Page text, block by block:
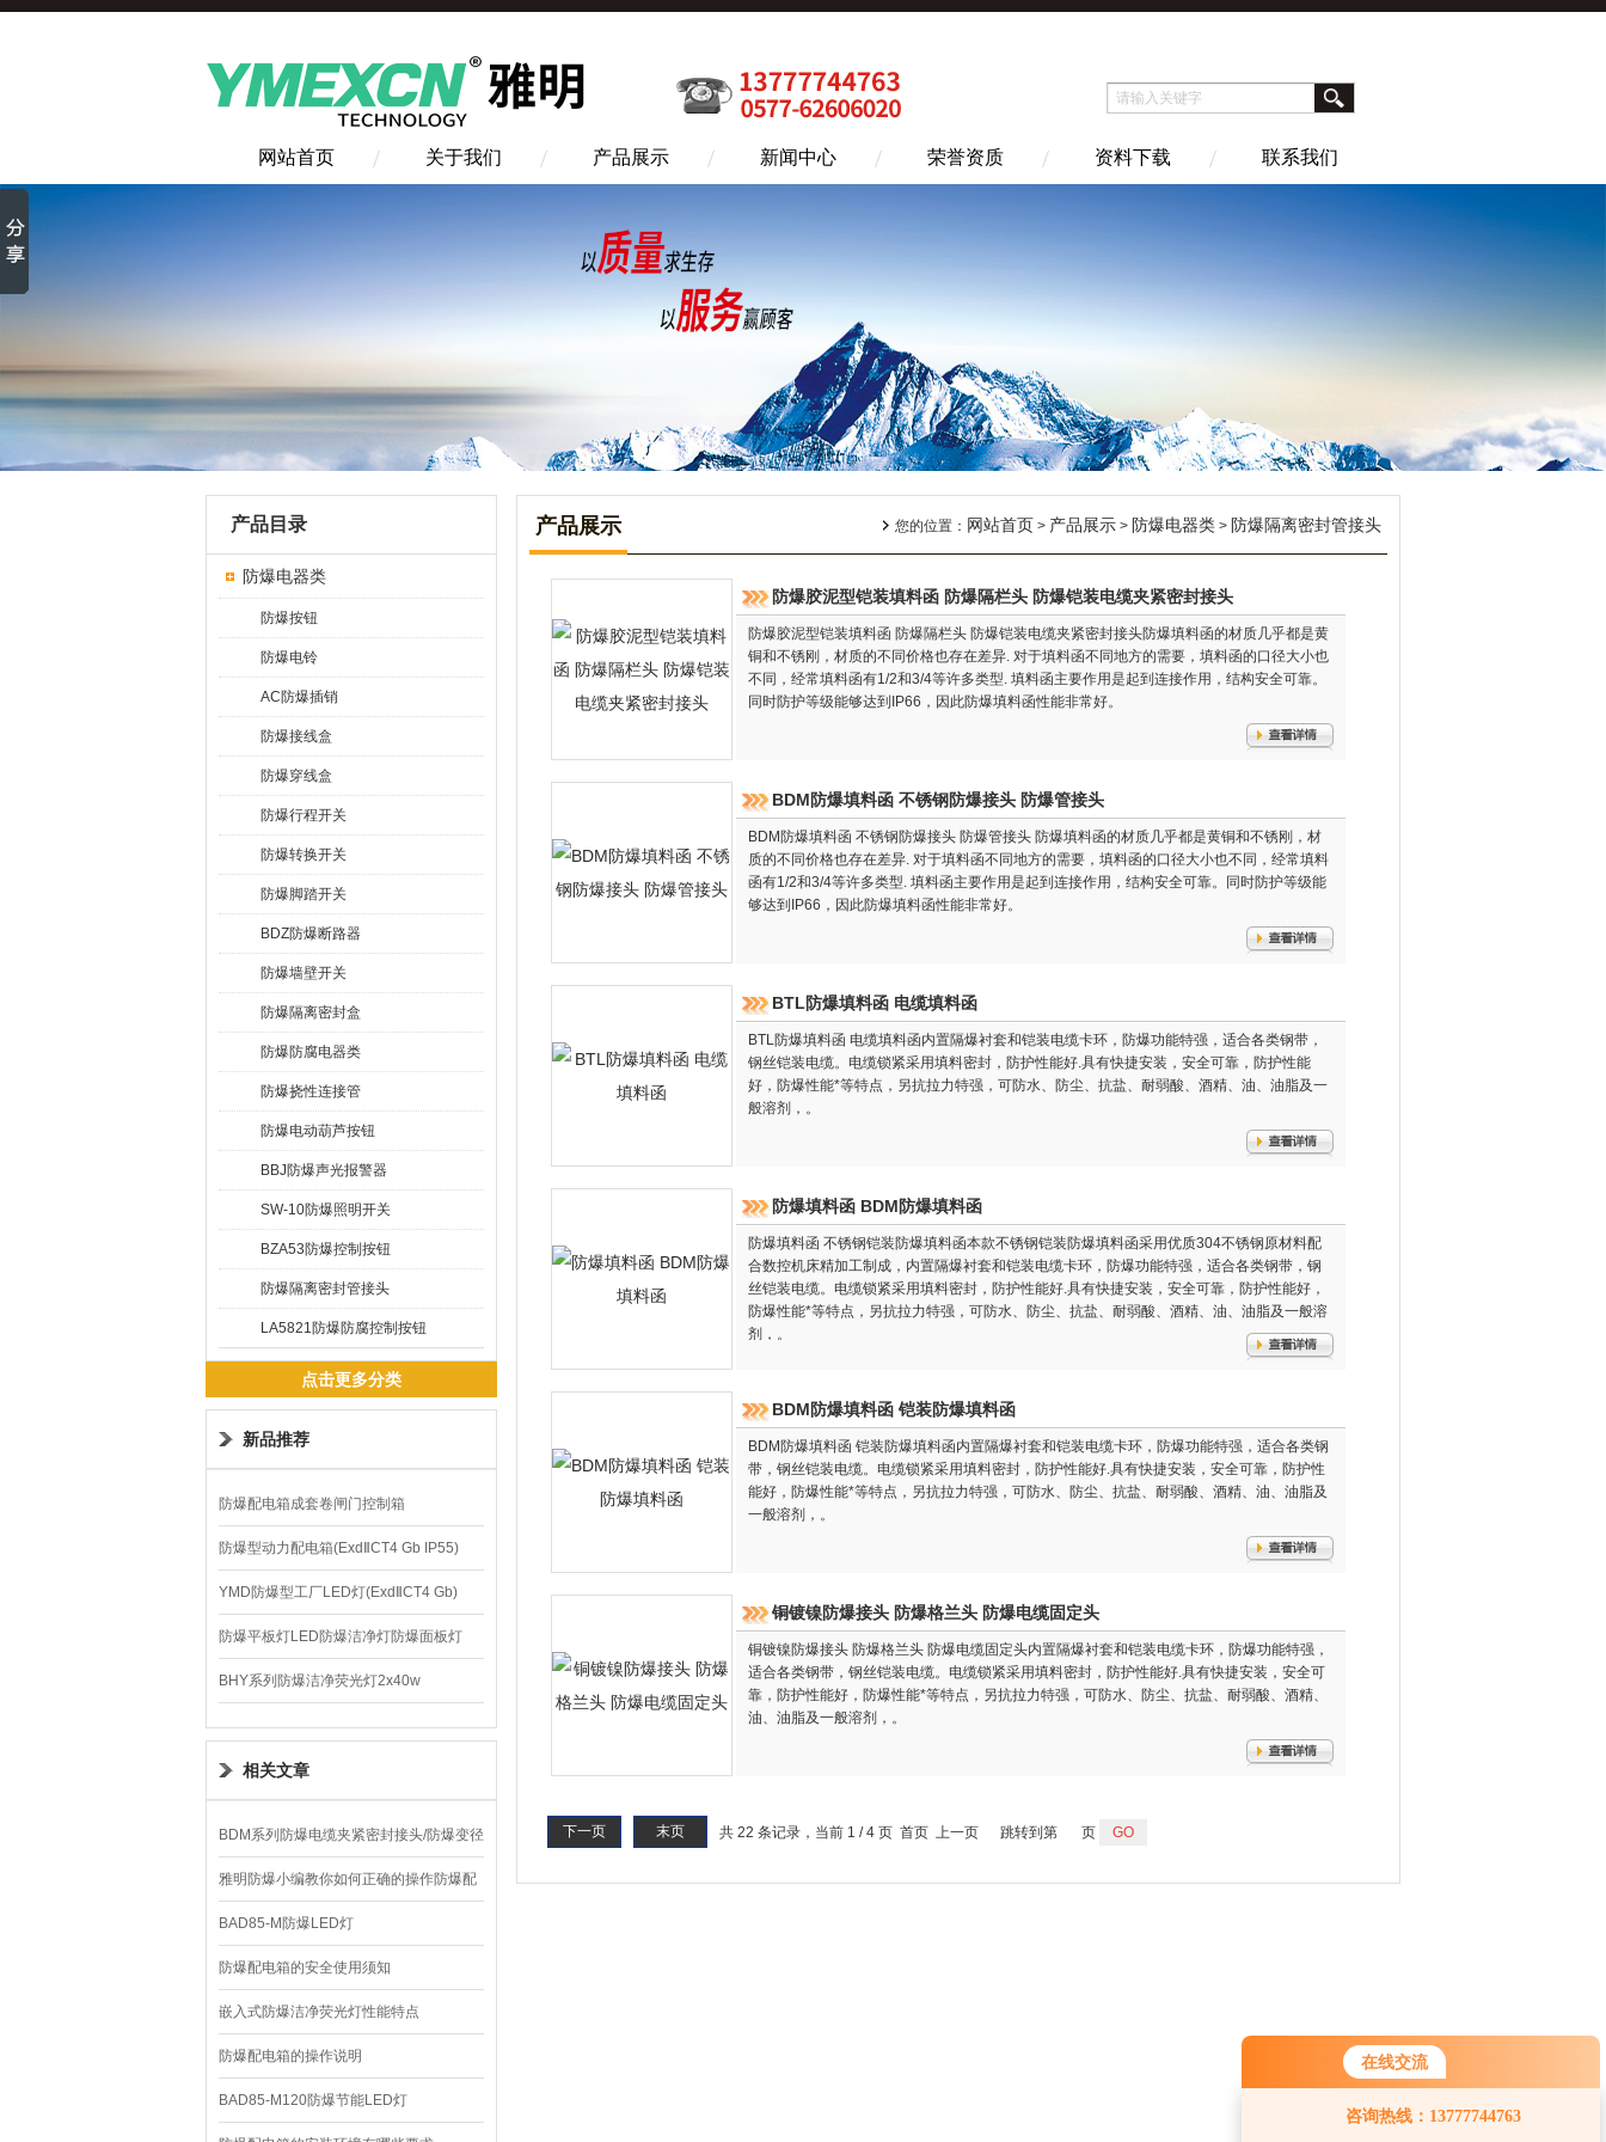
在线交流
咨询热线：13777744763
您好！欢迎前来咨询，很高兴为您
服务，请问您要咨询什么问题呢？
网站首页 关于我们 产品展示 新闻中心 荣誉资质 资料下载 联系我们
产品目录
防爆电器类
防爆按钮
防爆电铃
AC防爆插销
防爆接线盒
防爆穿线盒
防爆行程开关
防爆转换开关
防爆脚踏开关
BDZ防爆断路器
防爆墙壁开关
防爆隔离密封盒
防爆防腐电器类
防爆挠性连接管
防爆电动葫芦按钮
BBJ防爆声光报警器
SW-10防爆照明开关
BZA53防爆控制按钮
防爆隔离密封管接头
LA5821防爆防腐控制按钮
点击更多分类
新品推荐
防爆配电箱成套卷闸门控制箱
防爆型动力配电箱(ExdⅡCT4 Gb IP55)
YMD防爆型工厂LED灯(ExdⅡCT4 Gb)
220V/150W
防爆平板灯LED防爆洁净灯防爆面板灯
BHY系列防爆洁净荧光灯2x40w
相关文章
BDM系列防爆电缆夹紧密封接头/防爆变径
活接头
雅明防爆小编教你如何正确的操作防爆配
电箱
BAD85-M防爆LED灯
防爆配电箱的安全使用须知
嵌入式防爆洁净荧光灯性能特点
防爆配电箱的操作说明
BAD85-M120防爆节能LED灯
产品展示 您的位置： 网站首页 > 产品展示 > 防爆电器类 > 防爆隔离密封管接头
防爆胶泥型铠装填料函 防爆隔栏头 防爆铠装电缆夹紧密封接头
防爆胶泥型铠装填料函 防爆隔栏头 防爆铠装电缆夹紧密封接头防爆填料函的材质几乎都是黄
铜和不锈刚，材质的不同价格也存在差异. 对于填料函不同地方的需要，填料函的口径大小也
不同，经常填料函有1/2和3/4等许多类型. 填料函主要作用是起到连接作用，结构安全可靠。
同时防护等级能够达到IP66，因此防爆填料函性能非常好。
BDM防爆填料函 不锈钢防爆接头 防爆管接头
BDM防爆填料函 不锈钢防爆接头 防爆管接头 防爆填料函的材质几乎都是黄铜和不锈刚，材
质的不同价格也存在差异. 对于填料函不同地方的需要，填料函的口径大小也不同，经常填料
函有1/2和3/4等许多类型. 填料函主要作用是起到连接作用，结构安全可靠。同时防护等级能
够达到IP66，因此防爆填料函性能非常好。
BTL防爆填料函 电缆填料函
BTL防爆填料函 电缆填料函内置隔爆衬套和铠装电缆卡环，防爆功能特强，适合各类钢带，
钢丝铠装电缆。电缆锁紧采用填料密封，防护性能好.具有快捷安装，安全可靠，防护性能
好，防爆性能*等特点，另抗拉力特强，可防水、防尘、抗盐、耐弱酸、酒精、油、油脂及一
般溶剂，。
防爆填料函 BDM防爆填料函
防爆填料函 不锈钢铠装防爆填料函本款不锈钢铠装防爆填料函采用优质304不锈钢原材料配
合数控机床精加工制成，内置隔爆衬套和铠装电缆卡环，防爆功能特强，适合各类钢带，钢
丝铠装电缆。电缆锁紧采用填料密封，防护性能好.具有快捷安装，安全可靠，防护性能好，
防爆性能*等特点，另抗拉力特强，可防水、防尘、抗盐、耐弱酸、酒精、油、油脂及一般溶
剂，。
BDM防爆填料函 铠装防爆填料函
BDM防爆填料函 铠装防爆填料函内置隔爆衬套和铠装电缆卡环，防爆功能特强，适合各类钢
带，钢丝铠装电缆。电缆锁紧采用填料密封，防护性能好.具有快捷安装，安全可靠，防护性
能好，防爆性能*等特点，另抗拉力特强，可防水、防尘、抗盐、耐弱酸、酒精、油、油脂及
一般溶剂，。
铜镀镍防爆接头 防爆格兰头 防爆电缆固定头
铜镀镍防爆接头 防爆格兰头 防爆电缆固定头内置隔爆衬套和铠装电缆卡环，防爆功能特强，
适合各类钢带，钢丝铠装电缆。电缆锁紧采用填料密封，防护性能好.具有快捷安装，安全可
靠，防护性能好，防爆性能*等特点，另抗拉力特强，可防水、防尘、抗盐、耐弱酸、酒精、
油、油脂及一般溶剂，。
共 22 条记录，当前 1 / 4 页 首页 上一页
下一页 末页 跳转到第 页